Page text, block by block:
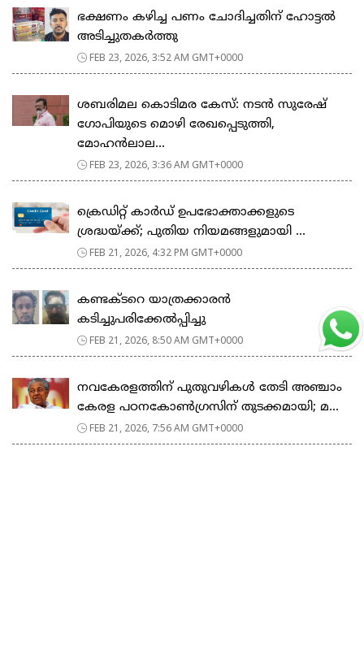
ഭക്ഷണം കഴിച്ച പണം ചോദിച്ചതിന് ഹോട്ടൽ
അടിച്ചുതകർത്തു
FEB 23, 2026, 3:52 AM GMT+0000
ശബരിമല കൊടിമര കേസ്: നടൻ സുരേഷ്
ഗോപിയുടെ മൊഴി രേഖപ്പെടുത്തി,
മോഹൻലാല...
FEB 23, 2026, 3:36 AM GMT+0000
ക്രെഡിറ്റ് കാർഡ് ഉപഭോക്താക്കളുടെ
ശ്രദ്ധയ്ക്ക്; പുതിയ നിയമങ്ങളുമായി ...
FEB 21, 2026, 4:32 PM GMT+0000
കണ്ടക്ടറെ യാത്രക്കാരൻ
കടിച്ചുപരിക്കേൽപ്പിച്ചു
FEB 21, 2026, 8:50 AM GMT+0000
നവകേരളത്തിന് പുതുവഴികൾ തേടി അഞ്ചാം
കേരള പഠനകോൺഗ്രസിന് തുടക്കമായി; മ...
FEB 21, 2026, 7:56 AM GMT+0000